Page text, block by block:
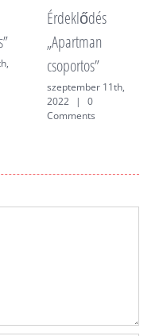
Érdeklődés
„Apartman
csoportos”
szeptember 11th,
2022
|
0
Comments